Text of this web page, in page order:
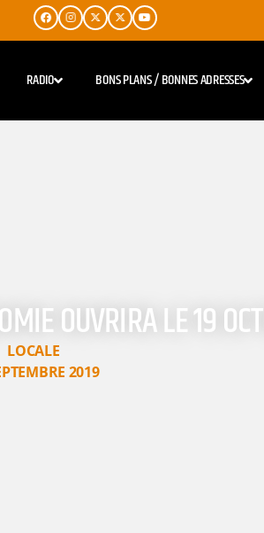
RADIO BONS PLANS / BONNES ADRESSES
OUVRIRA LE 19
LOCALE
2019